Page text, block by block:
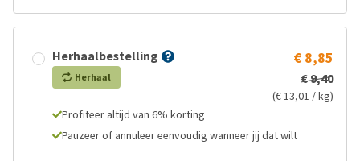
Herhaalbestelling
Herhaal
€ 8,85
€ 9,40
(€ 13,01 / kg)
Profiteer altijd van 6% korting
Pauzeer of annuleer eenvoudig wanneer jij dat wilt